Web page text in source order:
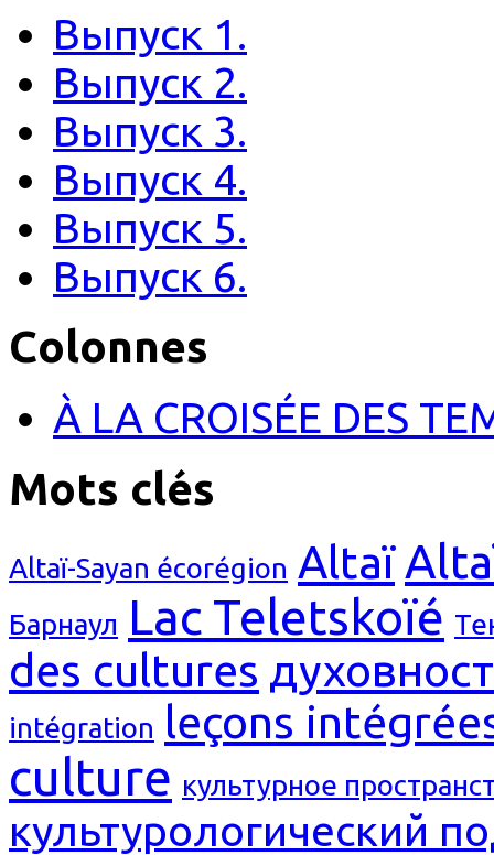
Выпуск 1.
Выпуск 2.
Выпуск 3.
Выпуск 4.
Выпуск 5.
Выпуск 6.
Colonnes
À LA CROISÉE DES
Mots clés
Altaï-Sayan écorégion Altaï
Барнаул Lac Teletskoïé
des cultures
intégration leçons
culture культурное
культурологический